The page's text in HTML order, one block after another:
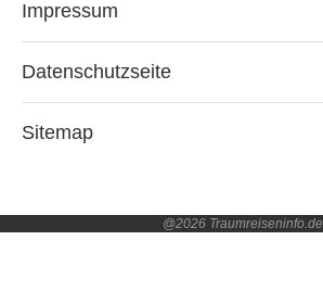
Impressum
Datenschutzseite
Sitemap
@2026 Traumreiseninfo.de